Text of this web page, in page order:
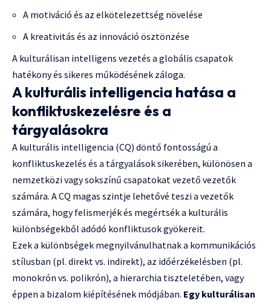
A motiváció és az elkötelezettség növelése
A kreativitás és az innováció ösztönzése
A kulturálisan intelligens vezetés a globális csapatok
hatékony és sikeres működésének záloga.
A kulturális intelligencia hatása a
konfliktuskezelésre és a
tárgyalásokra
A kulturális intelligencia (CQ) döntő fontosságú a
konfliktuskezelés és a tárgyalások sikerében, különösen a
nemzetközi vagy sokszínű csapatokat vezető vezetők
számára. A CQ magas szintje lehetővé teszi a vezetők
számára, hogy felismerjék és megértsék a kulturális
különbségekből adódó konfliktusok gyökereit.
Ezek a különbségek megnyilvánulhatnak a kommunikációs
stílusban (pl. direkt vs. indirekt), az időérzékelésben (pl.
monokrón vs. polikrón), a hierarchia tiszteletében, vagy
éppen a bizalom kiépítésének módjában. Egy kulturálisan